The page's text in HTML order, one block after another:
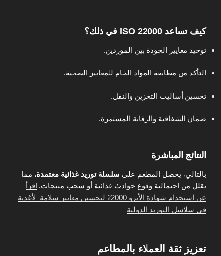
كيف تساعد ISO 22000 في ذلك؟
توحيد معايير الجودة بين الموردين.
التأكد من مطابقة المواد الخام للمعايير الصحية.
تحسين أساليب التخزين والنقل.
ضمان الشفافية والرقابة المستمرة.
النتائج المباشرة
بالتالي، يحصل المطعم على سلسلة توريد غذائية معتمدة، مما
يقلل من احتمالية وقوع حوادث غذائية أو سحب منتجات. اقرأ
عن استخدام شهادة الأيزو 22000 لتحسين معايير سلامة الأغذية
في سلاسل التوريد الدولية
تعزيز ثقة العملاء بالمطاعم